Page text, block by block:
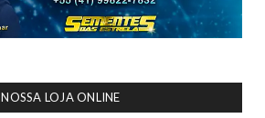
NOSSA LOJA ONLINE